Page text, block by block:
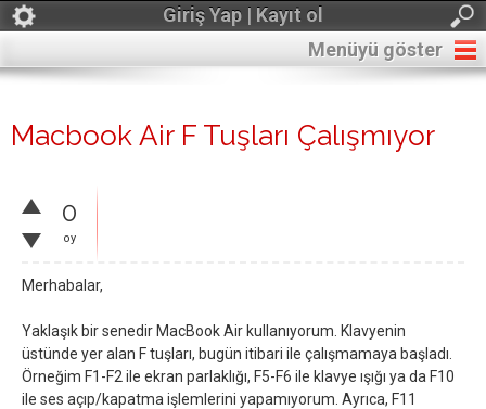
Giriş Yap | Kayıt ol
Menüyü göster
Macbook Air F Tuşları Çalışmıyor
0
oy
Merhabalar,
Yaklaşık bir senedir MacBook Air kullanıyorum. Klavyenin
üstünde yer alan F tuşları, bugün itibari ile çalışmamaya başladı.
Örneğim F1-F2 ile ekran parlaklığı, F5-F6 ile klavye ışığı ya da F10
ile ses açıp/kapatma işlemlerini yapamıyorum. Ayrıca, F11